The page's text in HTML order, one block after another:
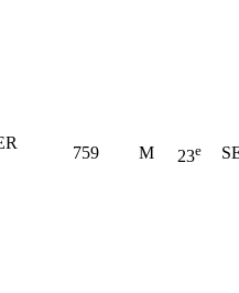
759 M 23e